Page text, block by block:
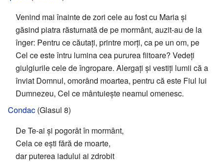
Venind mai înainte de zori cele au fost cu Maria și
găsind piatra răsturnată de pe mormânt, auzit-au de la
înger: Pentru ce căutați, printre morți, ca pe un om, pe
Cel ce este întru lumina cea pururea fiitoare? Vedeți
giulgiurile cele de îngropare. Alergați și vestiți lumii că a
înviat Domnul, omorând moartea, pentru că este Fiul lui
Dumnezeu, Cel ce mântuiește neamul omenesc.
Condac (Glasul 8)
De Te-ai și pogorât în mormânt,
Cela ce ești fără de moarte,
dar puterea iadului ai zdrobit